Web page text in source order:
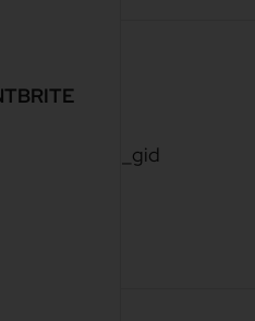
_gid